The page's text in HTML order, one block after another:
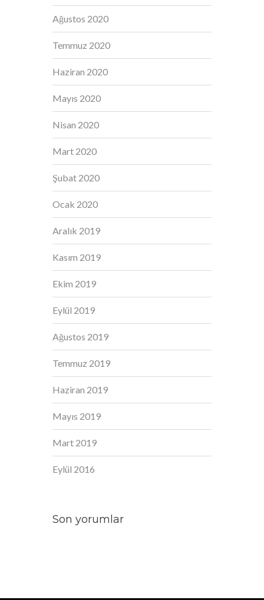
Ağustos 2020
Temmuz 2020
Haziran 2020
Mayıs 2020
Nisan 2020
Mart 2020
Şubat 2020
Ocak 2020
Aralık 2019
Kasım 2019
Ekim 2019
Eylül 2019
Ağustos 2019
Temmuz 2019
Haziran 2019
Mayıs 2019
Mart 2019
Eylül 2016
Son yorumlar